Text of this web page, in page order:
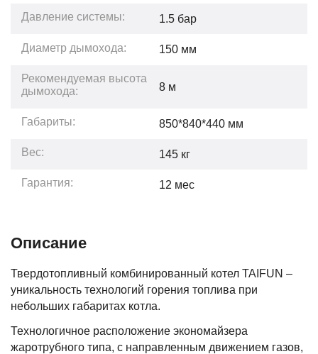
Давление системы: 1.5 бар
Диаметр дымохода: 150 мм
Рекомендуемая высота
дымохода:
8 м
Габариты: 850*840*440 мм
Вес: 145 кг
Гарантия: 12 мес
Описание
Твердотопливный комбинированный котел TAIFUN –
уникальность технологий горения топлива при
небольших габаритах котла.
Технологичное расположение экономайзера
жаротрубного типа, с направленным движением газов,